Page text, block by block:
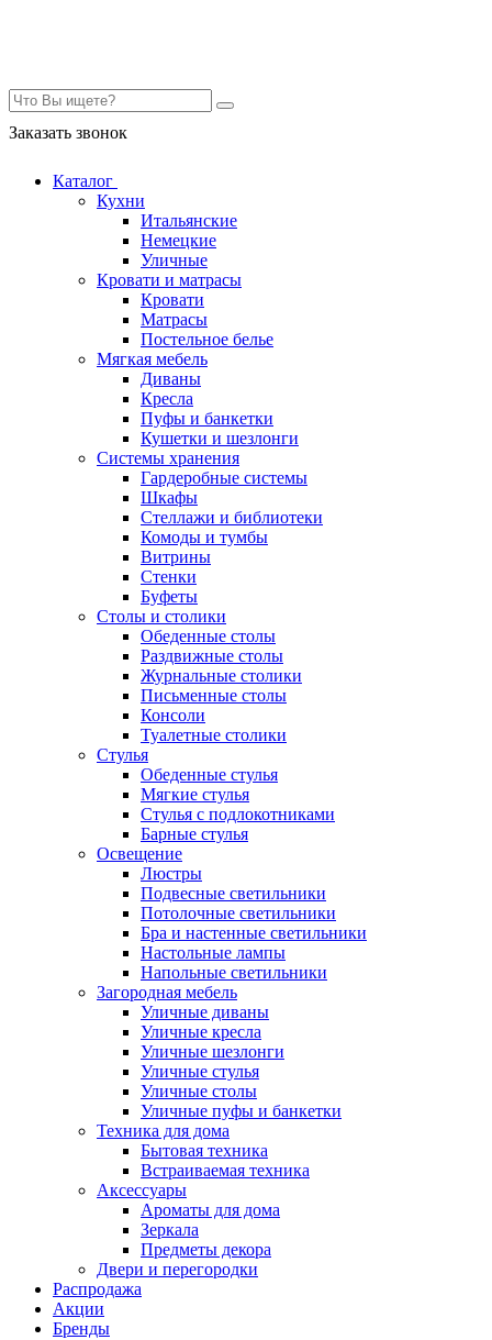
Заказать звонок
Каталог
Кухни
Итальянские
Немецкие
Уличные
Кровати и матрасы
Кровати
Матрасы
Постельное белье
Мягкая мебель
Диваны
Кресла
Пуфы и банкетки
Кушетки и шезлонги
Системы хранения
Гардеробные системы
Шкафы
Стеллажи и библиотеки
Комоды и тумбы
Витрины
Стенки
Буфеты
Столы и столики
Обеденные столы
Раздвижные столы
Журнальные столики
Письменные столы
Консоли
Туалетные столики
Стулья
Обеденные стулья
Мягкие стулья
Стулья с подлокотниками
Барные стулья
Освещение
Люстры
Подвесные светильники
Потолочные светильники
Бра и настенные светильники
Настольные лампы
Напольные светильники
Загородная мебель
Уличные диваны
Уличные кресла
Уличные шезлонги
Уличные стулья
Уличные столы
Уличные пуфы и банкетки
Техника для дома
Бытовая техника
Встраиваемая техника
Аксессуары
Ароматы для дома
Зеркала
Предметы декора
Двери и перегородки
Распродажа
Акции
Бренды